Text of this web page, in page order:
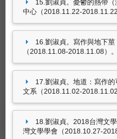
個人資料 教學授課 研究計畫
獎補助紀錄
劉淑貞，獲東海大學
才補助。
劉淑貞，獲東海大學
15.劉淑貞。憂鬱的熱帶
中心（2018.11.22-2018.11.22
16.劉淑貞。寫作與地下
（2018.11.08-2018.11.08）。
17.劉淑貞。地道：寫作
文系（2018.11.02-2018.11.02
18.劉淑貞。2018台灣文
灣文學學會（2018.10.27-